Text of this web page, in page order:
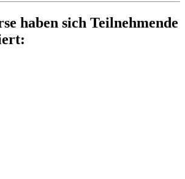
haben sich Teilnehmende